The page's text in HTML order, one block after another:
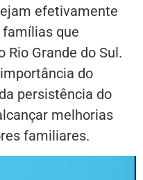
efetivamente
que
Grande do Sul.
do
persistência do
melhorias
familiares.